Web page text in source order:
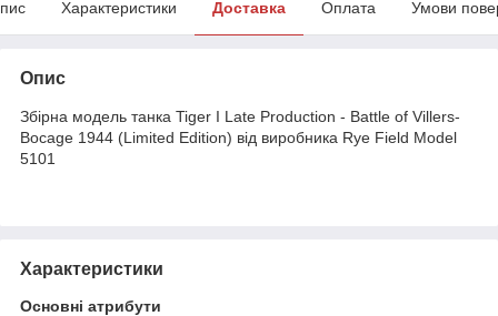
Характеристики Доставка Оплата Умови
Опис
Збірна модель танка Tiger I Late Production - Battle of Villers-
Bocage 1944 (Limited Edition) від виробника Rye Field Model
5101
Характеристики
Основні атрибути